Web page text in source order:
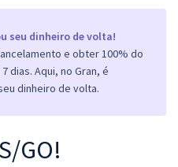
seu dinheiro de volta!
e obter 100% do
dias. Aqui, no Gran, é
dinheiro de volta.
GO!